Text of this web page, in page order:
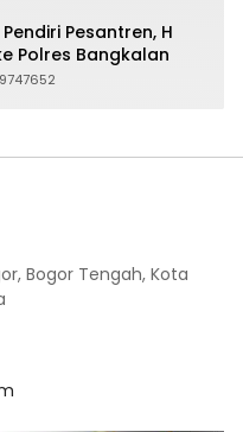
Pesantren, H
Polres Bangkalan
9747652
Bogor Tengah, Kota